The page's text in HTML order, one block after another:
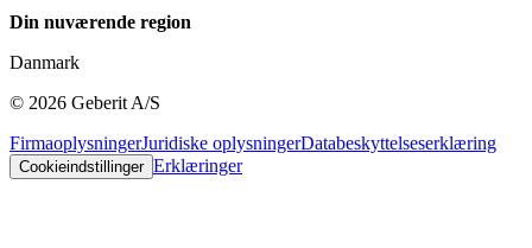
Din nuværende region
Danmark
© 2026 Geberit A/S
FirmaoplysningerJuridiske oplysningerDatabeskyttelseserklæring
Cookieindstillinger Erklæringer